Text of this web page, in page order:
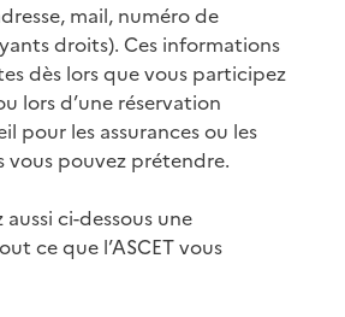
mail, numéro de
droits). Ces informations
dès lors que vous participez
lors d’une réservation
pour les assurances ou les
vous pouvez prétendre.
ci-dessous une
ce que l’ASCET vous